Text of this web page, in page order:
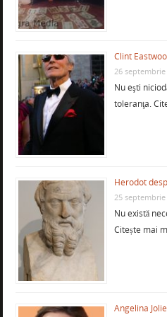
Clint
26 septembrie
Nu eşti
toleranţa.
Herodot
25 septembrie
Nu există
Citește mai
Angelina